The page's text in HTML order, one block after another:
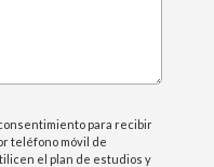
para recibir
teléfono móvil de
el plan de estudios y